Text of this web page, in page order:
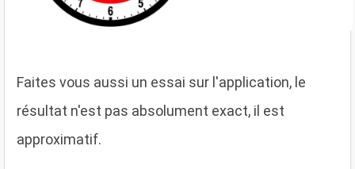
Faites vous aussi un essai sur l'application, le
résultat n'est pas absolument exact, il est
approximatif.